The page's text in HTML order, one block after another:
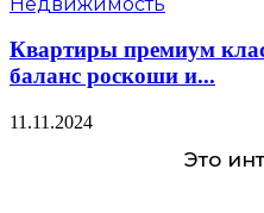
Квартиры премиум
баланс роскоши и...
11.11.2024
Это